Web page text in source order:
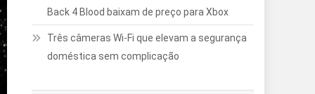
Back 4 Blood baixam de preço para Xbox
Três câmeras Wi-Fi que elevam a segurança
doméstica sem complicação